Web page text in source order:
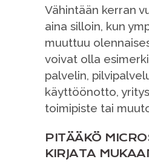
Vähintään kerran
aina silloin, kun
muuttuu
voivat olla
palvelin,
käyttöönotto,
toimipiste tai
PITÄÄKÖ
KIRJATA